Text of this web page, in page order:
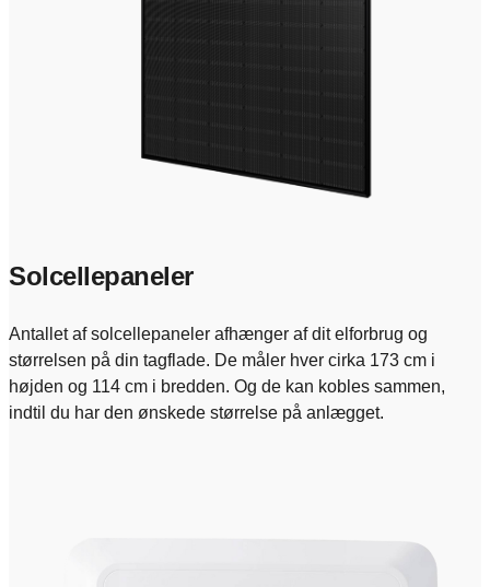
Solcellepaneler
Antallet af solcellepaneler afhænger af dit elforbrug og
størrelsen på din tagflade. De måler hver cirka 173 cm i
højden og 114 cm i bredden. Og de kan kobles sammen,
indtil du har den ønskede størrelse på anlægget.